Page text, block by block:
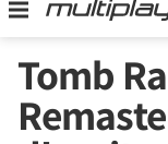
Tomb